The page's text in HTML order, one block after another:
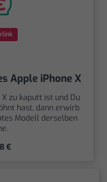
Apple iPhone X
zu kaputt ist und Du
hast, dann erwirb
Modell derselben
€